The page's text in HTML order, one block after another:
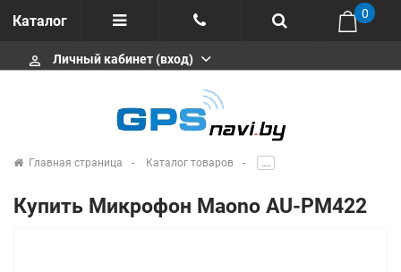
Каталог
Отзывы
+375 291646666
msa333
info@gpsnavi.by
0
perm_identity Личный кабинет (вход)
Главная страница Каталог товаров .....
Купить Микрофон Maono AU-PM422